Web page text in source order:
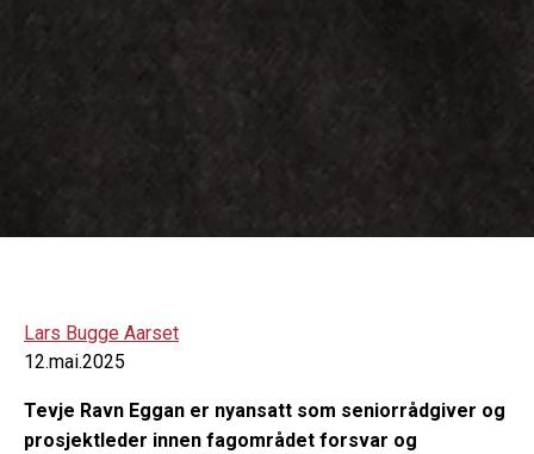
Lars Bugge Aarset
12.mai.2025
Tevje Ravn Eggan er nyansatt som seniorrådgiver og
prosjektleder innen fagområdet forsvar og